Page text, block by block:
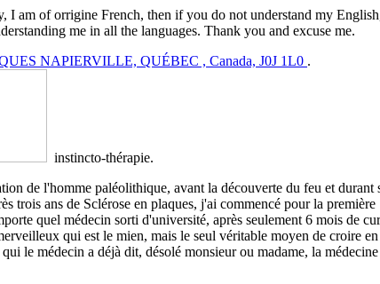
I am of orrigine French, then if you do not understand my
me in all the languages. Thank you and excuse me.
NAPIERVILLE, QUÉBEC , Canada, J0J 1L0 .
instincto-thérapie.
de l'homme paléolithique, avant la découverte du feu et durant
trois ans de Sclérose en plaques, j'ai commencé pour la première
quel médecin sorti d'université, après seulement 6 mois de
qui est le mien, mais le seul véritable moyen de croire
le médecin a déjà dit, désolé monsieur ou madame, la médecine